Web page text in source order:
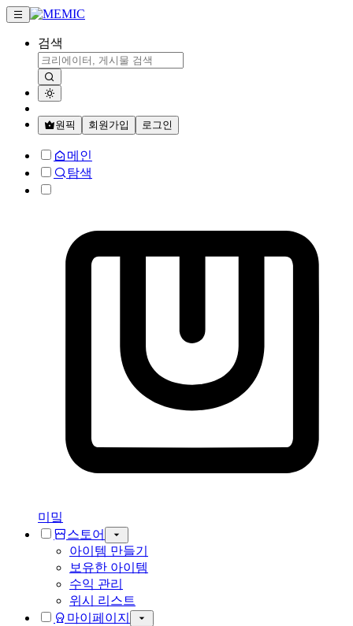
검색
원픽 회원가입 로그인
메인
탐색
미밐
스토어
아이템 만들기
보유한 아이템
수익 관리
위시 리스트
마이페이지